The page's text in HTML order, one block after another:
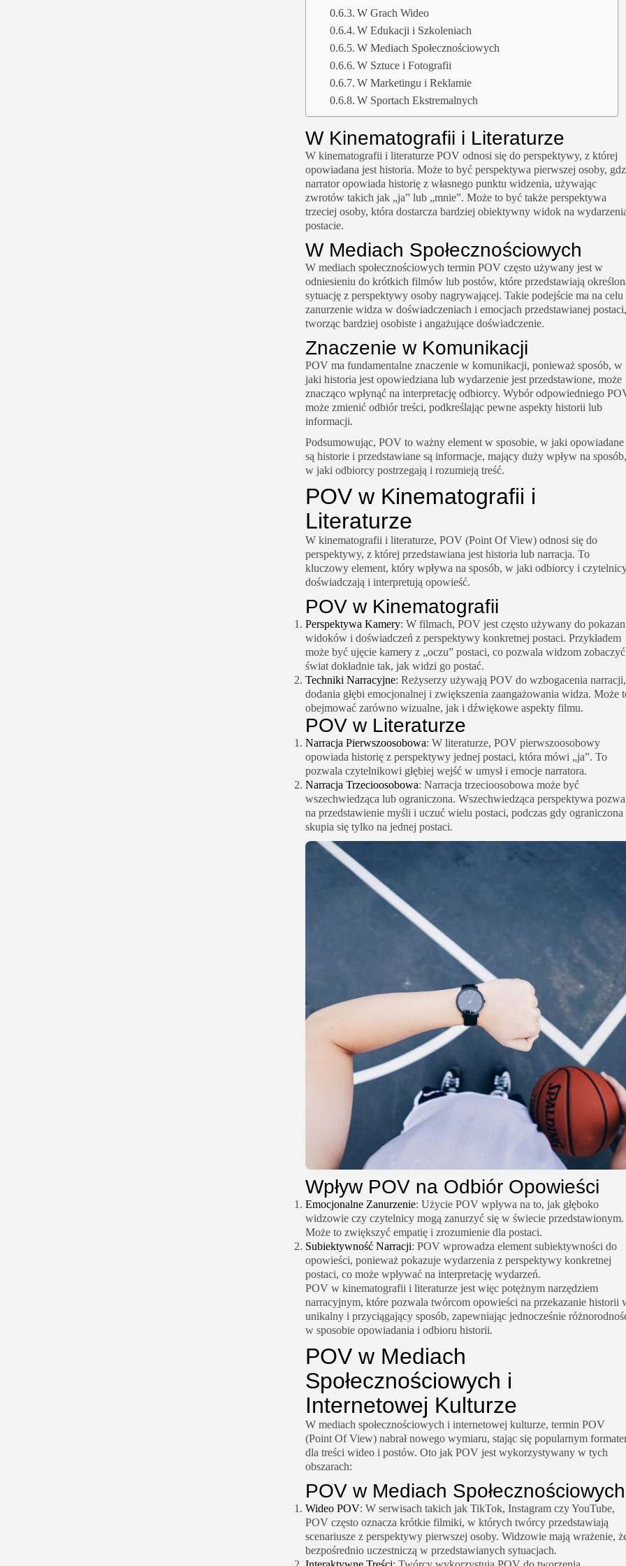
W Grach Wideo
W Edukacji i Szkoleniach
W Mediach Społecznościowych
W Sztuce i Fotografii
W Marketingu i Reklamie
W Sportach Ekstremalnych
W Kinematografii i Literaturze
W kinematografii i literaturze POV odnosi się do perspektywy, z której
opowiadana jest historia. Może to być perspektywa pierwszej osoby,
narrator opowiada historię z własnego punktu widzenia, używając
zwrotów takich jak „ja” lub „mnie”. Może to być także perspektywa
trzeciej osoby, która dostarcza bardziej obiektywny widok na
postacie.
W Mediach Społecznościowych
W mediach społecznościowych termin POV często używany jest w
odniesieniu do krótkich filmów lub postów, które przedstawiają
sytuację z perspektywy osoby nagrywającej. Takie podejście ma na celu
zanurzenie widza w doświadczeniach i emocjach przedstawianej postaci,
tworząc bardziej osobiste i angażujące doświadczenie.
Znaczenie w Komunikacji
POV ma fundamentalne znaczenie w komunikacji, ponieważ sposób, w
jaki historia jest opowiedziana lub wydarzenie jest przedstawione, może
znacząco wpłynąć na interpretację odbiorcy. Wybór odpowiedniego
może zmienić odbiór treści, podkreślając pewne aspekty historii lub
informacji.
Podsumowując, POV to ważny element w sposobie, w jaki opowiadane
są historie i przedstawiane są informacje, mający duży wpływ na sposób,
w jaki odbiorcy postrzegają i rozumieją treść.
POV w Kinematografii i
Literaturze
W kinematografii i literaturze, POV (Point Of View) odnosi się do
perspektywy, z której przedstawiana jest historia lub narracja. To
kluczowy element, który wpływa na sposób, w jaki odbiorcy i
doświadczają i interpretują opowieść.
POV w Kinematografii
Perspektywa Kamery: W filmach, POV jest często używany do
widoków i doświadczeń z perspektywy konkretnej postaci. Przykładem
może być ujęcie kamery z „oczu” postaci, co pozwala widzom zobaczyć
świat dokładnie tak, jak widzi go postać.
Techniki Narracyjne: Reżyserzy używają POV do wzbogacenia narracji,
dodania głębi emocjonalnej i zwiększenia zaangażowania widza. Może
obejmować zarówno wizualne, jak i dźwiękowe aspekty filmu.
POV w Literaturze
Narracja Pierwszoosobowa: W literaturze, POV pierwszoosobowy
opowiada historię z perspektywy jednej postaci, która mówi „ja”. To
pozwala czytelnikowi głębiej wejść w umysł i emocje narratora.
Narracja Trzecioosobowa: Narracja trzecioosobowa może być
wszechwiedząca lub ograniczona. Wszechwiedząca perspektywa
na przedstawienie myśli i uczuć wielu postaci, podczas gdy ograniczona
skupia się tylko na jednej postaci.
Wpływ POV na Odbiór Opowieści
Emocjonalne Zanurzenie: Użycie POV wpływa na to, jak głęboko
widzowie czy czytelnicy mogą zanurzyć się w świecie przedstawionym.
Może to zwiększyć empatię i zrozumienie dla postaci.
Subiektywność Narracji: POV wprowadza element subiektywności do
opowieści, ponieważ pokazuje wydarzenia z perspektywy konkretnej
postaci, co może wpływać na interpretację wydarzeń.
POV w kinematografii i literaturze jest więc potężnym narzędziem
narracyjnym, które pozwala twórcom opowieści na przekazanie historii
unikalny i przyciągający sposób, zapewniając jednocześnie
w sposobie opowiadania i odbioru historii.
POV w Mediach
Społecznościowych i
Internetowej Kulturze
W mediach społecznościowych i internetowej kulturze, termin POV
(Point Of View) nabrał nowego wymiaru, stając się popularnym
dla treści wideo i postów. Oto jak POV jest wykorzystywany w tych
obszarach:
POV w Mediach Społecznościowych
Wideo POV: W serwisach takich jak TikTok, Instagram czy YouTube,
POV często oznacza krótkie filmiki, w których twórcy przedstawiają
scenariusze z perspektywy pierwszej osoby. Widzowie mają wrażenie,
bezpośrednio uczestniczą w przedstawianych sytuacjach.